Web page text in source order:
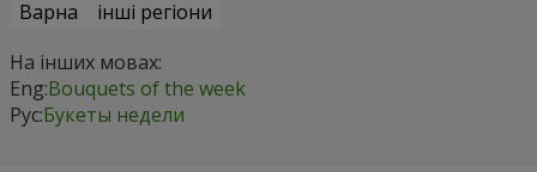
Варна
інші регіони
На інших мовах:
Eng:Bouquets of the week
Рус:Букеты недели